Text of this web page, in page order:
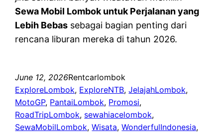
Sewa Mobil Lombok untuk Perjalanan yang
Lebih Bebas sebagai bagian penting dari
rencana liburan mereka di tahun 2026.
June 12, 2026Rentcarlombok
ExploreLombok, ExploreNTB, JelajahLombok
MotoGP, PantaiLombok, Promosi
RoadTripLombok, sewahiacelombok
SewaMobilLombok, Wisata, WonderfulIndonesia